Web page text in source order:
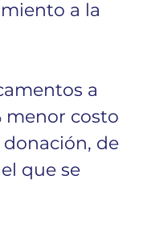
a la
a
menor costo
de
que se